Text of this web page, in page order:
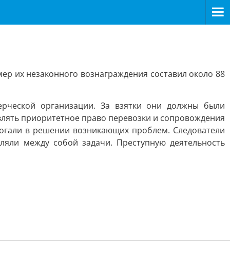
их незаконного вознаграждения составил около 88
организации. За взятки они должны были
приоритетное право перевозки и сопровождения
в решении возникающих проблем. Следователи
между собой задачи. Преступную деятельность